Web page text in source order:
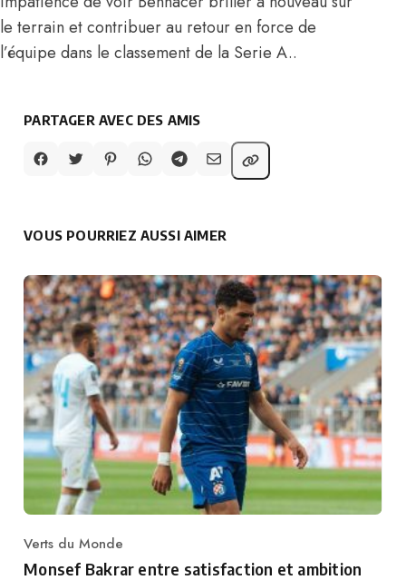
le terrain et contribuer au retour en force de
l’équipe dans le classement de la Serie A..
PARTAGER AVEC DES AMIS
VOUS POURRIEZ AUSSI AIMER
Category
Verts du Monde
Monsef Bakrar entre satisfaction et ambition